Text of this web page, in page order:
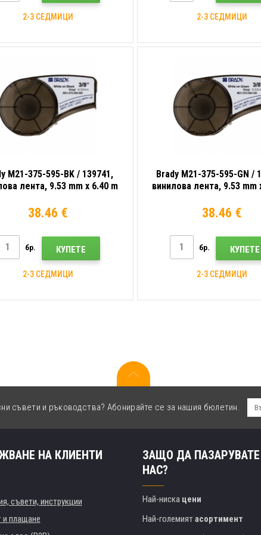
2-3 СЕДМИЦИ 2-3 СЕДМИЦИ
M21-375-595-BK / 139741,
лента, 9.53 mm x 6.40 m
38.46 €
бр. КУПЕТЕ
2-3 СЕДМИЦИ
Brady M21-375-595-GN /
винилова лента, 9.53 mm
38.46 €
бр. КУПЕТЕ
2-3 СЕДМИЦИ
съвети и ръководства? Абонирайте се за нашия бюлетин.
НА КЛИЕНТИ
съвети, инструкции
и плащане
ЗАЩО ДА
НАС?
Най-ниска цени
Най-големиятасортимент